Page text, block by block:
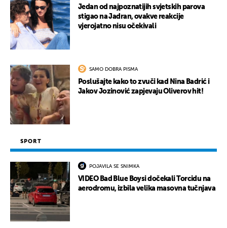
Jedan od najpoznatijih svjetskih parova
stigao na Jadran, ovakve reakcije
vjerojatno nisu očekivali
SAMO DOBRA PISMA
Poslušajte kako to zvuči kad Nina Badrić i
Jakov Jozinović zapjevaju Oliverov hit!
SPORT
POJAVILA SE SNIMKA
VIDEO Bad Blue Boysi dočekali Torcidu na
aerodromu, izbila velika masovna tučnjava